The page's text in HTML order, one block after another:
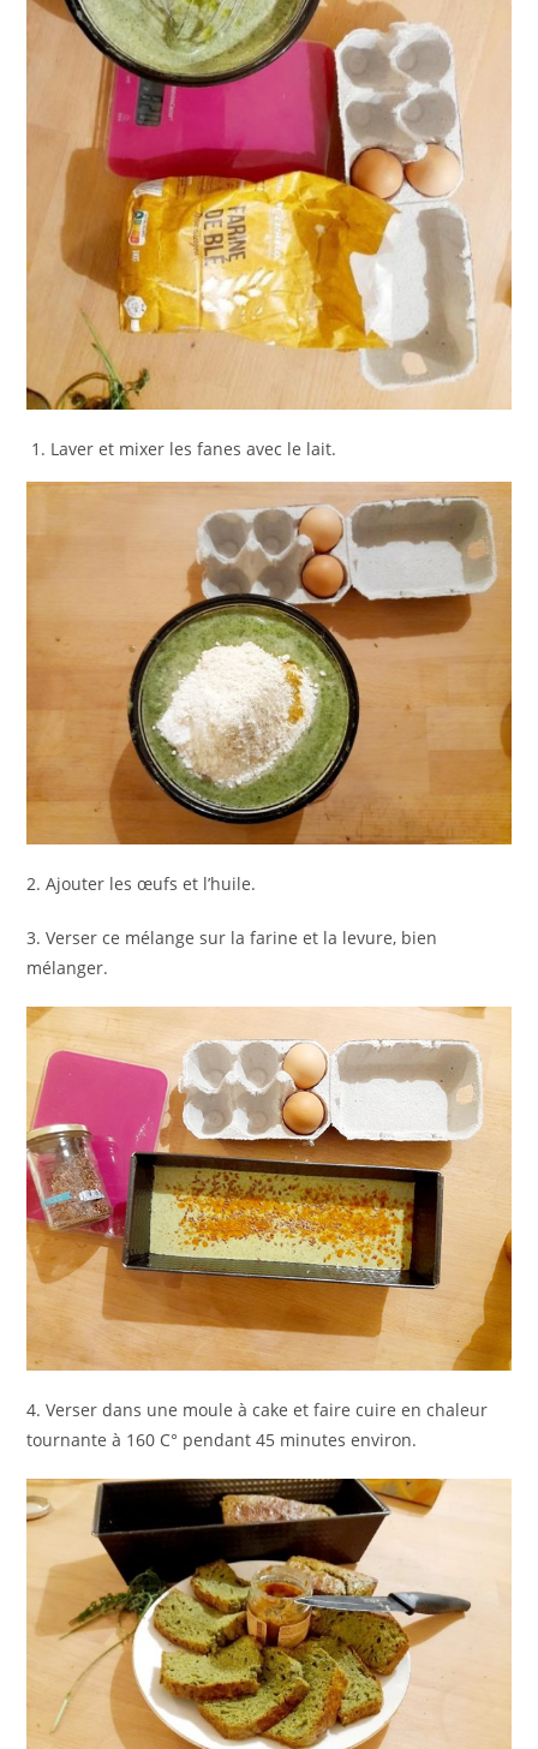
Laver et mixer les fanes avec le lait.
2. Ajouter les œufs et l’huile.
3. Verser ce mélange sur la farine et la levure, bien
mélanger.
4. Verser dans une moule à cake et faire cuire en chaleur
tournante à 160 C° pendant 45 minutes environ.